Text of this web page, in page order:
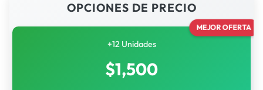
OPCIONES DE PRECIO
MEJOR OFERTA
+12 Unidades
$1,500